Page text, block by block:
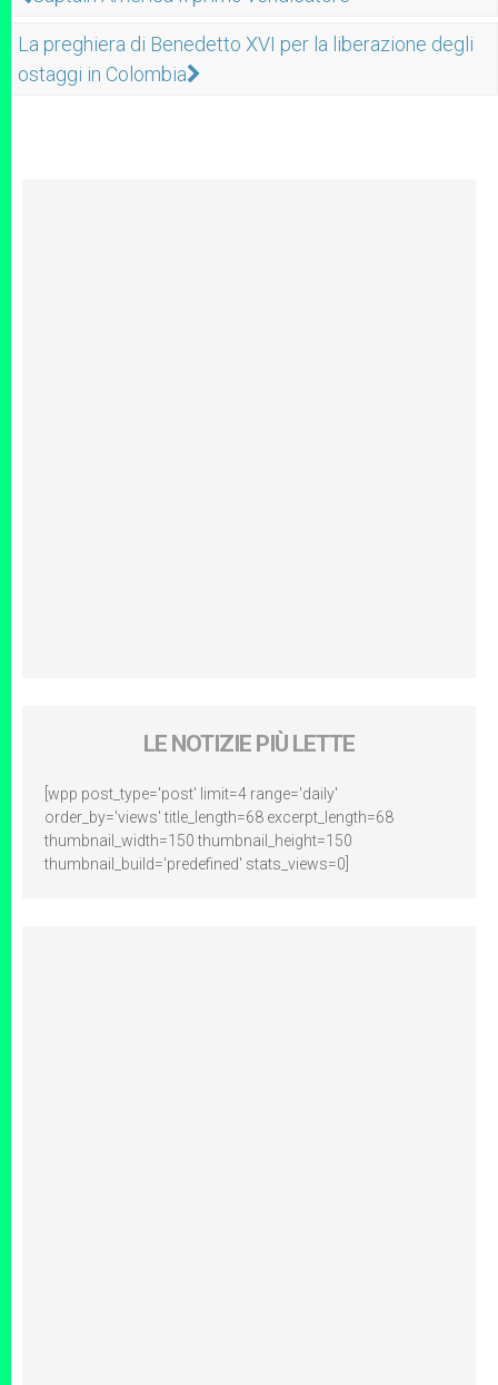
La preghiera di Benedetto XVI per la liberazione degli
ostaggi in Colombia
LE NOTIZIE PIÙ LETTE
[wpp post_type='post' limit=4 range='daily'
order_by='views' title_length=68 excerpt_length=68
thumbnail_width=150 thumbnail_height=150
thumbnail_build='predefined' stats_views=0]